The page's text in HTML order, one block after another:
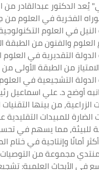
يُعد الدكتور عبدالقادر
الفخرية في العلوم من
في العلوم التكنولوجية
والفنون من الطبقة
التقديرية في العلوم
من الطبقة الأولى من
التشجيعية في العلوم
أوضح د. علي اسماعيل
الزراعية، من بينها
الضارة للمبيدات
للبيئة، مما يسهم في
أمانًا وإنتاجية في ختام
مجموعة من التوصيات